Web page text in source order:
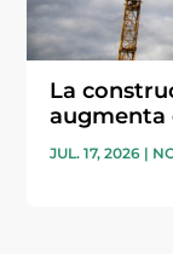
La
augmenta
JUL. 17, 2026 |